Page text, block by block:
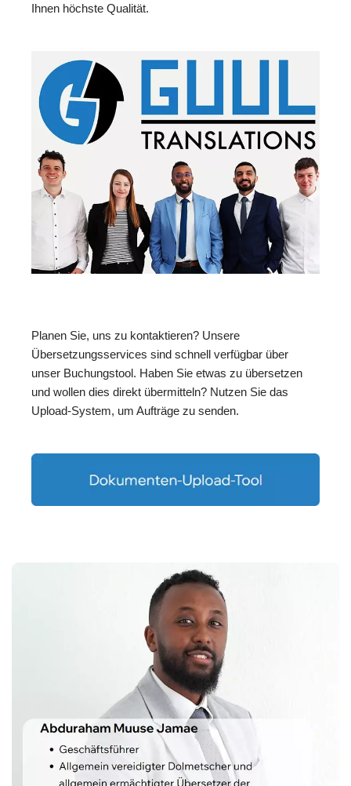
Ihnen höchste Qualität.
Planen Sie, uns zu kontaktieren? Unsere
Übersetzungsservices sind schnell verfügbar über
unser Buchungstool. Haben Sie etwas zu übersetzen
und wollen dies direkt übermitteln? Nutzen Sie das
Upload-System, um Aufträge zu senden.